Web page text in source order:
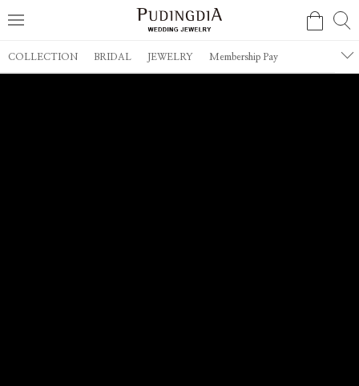
COLLECTION BRIDAL JEWELRY Membership Pay